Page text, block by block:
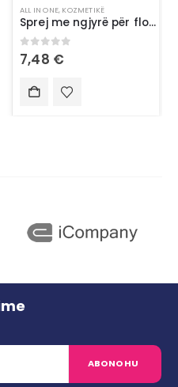
ALL IN ONE, KOZMETIKË
Sprej me ngjyrë për flokë-L’Oréal Paris Magic Retouch 5 Light Blonde
0 out of 5
7,48 €